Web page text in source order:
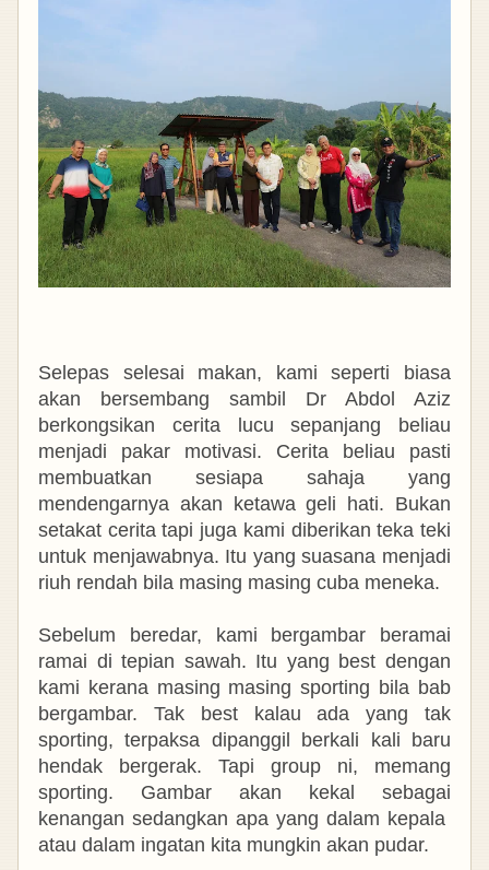
Selepas selesai makan, kami seperti biasa
akan bersembang sambil Dr Abdol Aziz
berkongsikan cerita lucu sepanjang beliau
menjadi pakar motivasi. Cerita beliau pasti
membuatkan sesiapa sahaja yang
mendengarnya akan ketawa geli hati. Bukan
setakat cerita tapi juga kami diberikan teka teki
untuk menjawabnya. Itu yang suasana menjadi
riuh rendah bila masing masing cuba meneka.
Sebelum beredar, kami bergambar beramai
ramai di tepian sawah. Itu yang best dengan
kami kerana masing masing sporting bila bab
bergambar. Tak best kalau ada yang tak
sporting, terpaksa dipanggil berkali kali baru
hendak bergerak. Tapi group ni, memang
sporting. Gambar akan kekal sebagai
kenangan sedangkan apa yang dalam kepala
atau dalam ingatan kita mungkin akan pudar.